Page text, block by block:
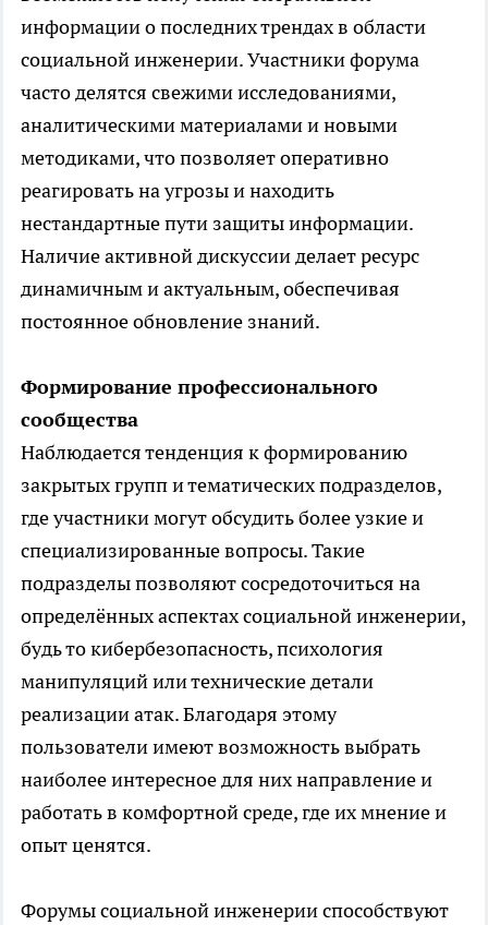
информации о последних трендах в области
социальной инженерии. Участники форума
часто делятся свежими исследованиями,
аналитическими материалами и новыми
методиками, что позволяет оперативно
реагировать на угрозы и находить
нестандартные пути защиты информации.
Наличие активной дискуссии делает ресурс
динамичным и актуальным, обеспечивая
постоянное обновление знаний.
Формирование профессионального
сообщества
Наблюдается тенденция к формированию
закрытых групп и тематических подразделов,
где участники могут обсудить более узкие и
специализированные вопросы. Такие
подразделы позволяют сосредоточиться на
определённых аспектах социальной инженерии,
будь то кибербезопасность, психология
манипуляций или технические детали
реализации атак. Благодаря этому
пользователи имеют возможность выбрать
наиболее интересное для них направление и
работать в комфортной среде, где их мнение и
опыт ценятся.
Форумы социальной инженерии способствуют